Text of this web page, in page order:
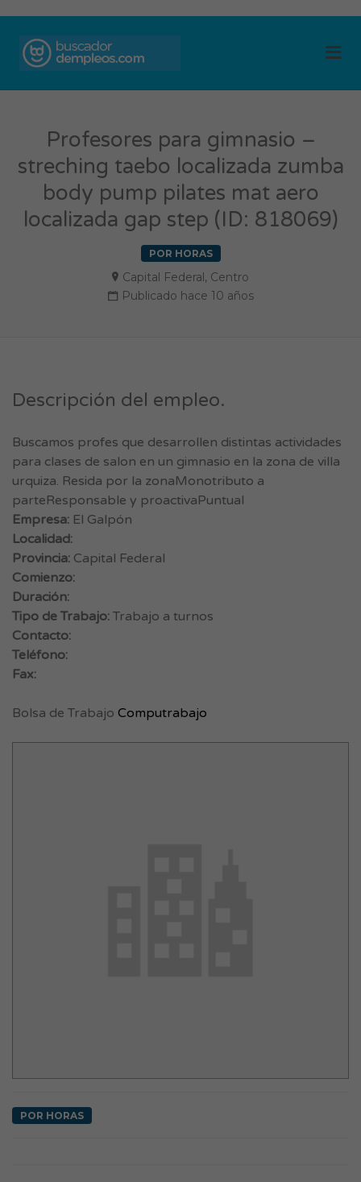
Profesores para gimnasio –
streching taebo localizada zumba
body pump pilates mat aero
localizada gap step (ID: 818069)
POR HORAS
Capital Federal, Centro
Publicado hace 10 años
Descripción del empleo.
Buscamos profes que desarrollen distintas actividades
para clases de salon en un gimnasio en la zona de villa
urquiza. Resida por la zonaMonotributo a
parteResponsable y proactivaPuntual
Empresa: El Galpón
Localidad:
Provincia: Capital Federal
Comienzo:
Duración:
Tipo de Trabajo: Trabajo a turnos
Contacto:
Teléfono:
Fax:
Bolsa de Trabajo Computrabajo
POR HORAS